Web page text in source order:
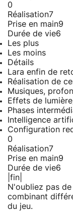
0
Réalisation7
Prise en main9
Durée de vie6
Les plus
Les moins
Détails
Lara enfin de
Réalisation de
Musiques,
Effets de
Phases
Intelligence
Configuration
0
Réalisation7
Prise en main9
Durée de vie6
|fin|
N'oubliez pas
combinant
du jeu.